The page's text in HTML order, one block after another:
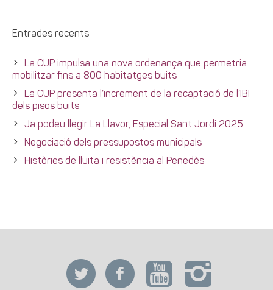
Entrades recents
La CUP impulsa una nova ordenança que permetria
mobilitzar fins a 800 habitatges buits
La CUP presenta l’increment de la recaptació de l’IBI
dels pisos buits
Ja podeu llegir La Llavor, Especial Sant Jordi 2025
Negociació dels pressupostos municipals
Històries de lluita i resistència al Penedès